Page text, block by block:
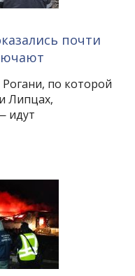
почти
по которой
Липцах,
идут